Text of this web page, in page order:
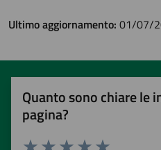
Ultimo aggiornamento: 01/07/
Quanto sono chiare le
pagina?